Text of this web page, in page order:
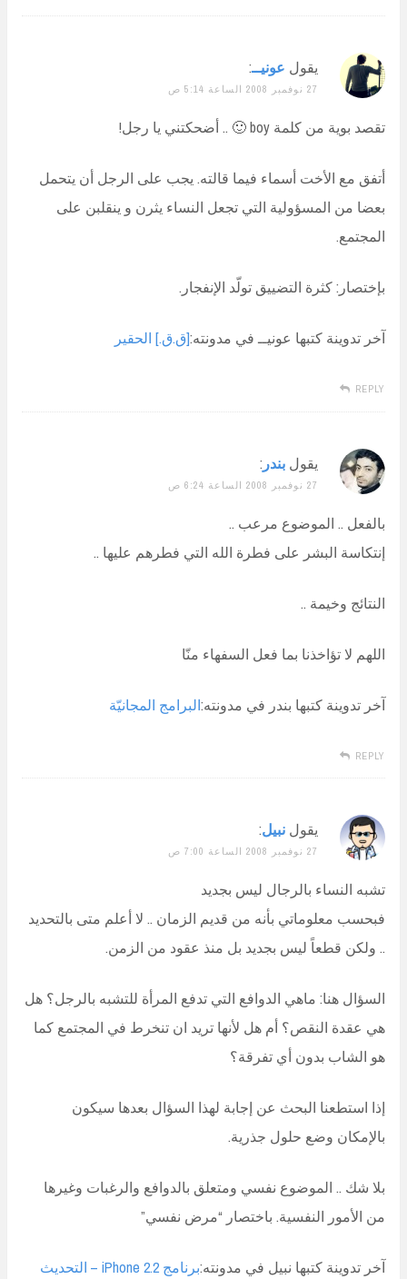
يقول عونيــ:
27 نوفمبر 2008 الساعة 5:14 ص
تقصد بوية من كلمة boy 🙂 .. أضحكتني يا رجل!
أتفق مع الأخت أسماء فيما قالته. يجب على الرجل أن يتحمل
بعضا من المسؤولية التي تجعل النساء يثرن و ينقلبن على
المجتمع.
بإختصار: كثرة التضييق تولّد الإنفجار.
آخر تدوينة كتبها عونيــ في مدونته:[ق.ق.] الحقير
REPLY
يقول بندر :
27 نوفمبر 2008 الساعة 6:24 ص
بالفعل .. الموضوع مرعب ..
إنتكاسة البشر على فطرة الله التي فطرهم عليها ..
النتائج وخيمة ..
اللهم لا تؤاخذنا بما فعل السفهاء منّا
آخر تدوينة كتبها بندر في مدونته:البرامج المجانيّة
REPLY
يقول نبيل:
27 نوفمبر 2008 الساعة 7:00 ص
تشبه النساء بالرجال ليس بجديد
فبحسب معلوماتي بأنه من قديم الزمان .. لا أعلم متى بالتحديد
.. ولكن قطعاً ليس بجديد بل منذ عقود من الزمن.
السؤال هنا: ماهي الدوافع التي تدفع المرأة للتشبه بالرجل؟ هل
هي عقدة النقص؟ أم هل لأنها تريد ان تنخرط في المجتمع كما
هو الشاب بدون أي تفرقة؟
إذا استطعنا البحث عن إجابة لهذا السؤال بعدها سيكون
بالإمكان وضع حلول جذرية.
بلا شك .. الموضوع نفسي ومتعلق بالدوافع والرغبات وغيرها
من الأمور النفسية. باختصار “مرض نفسي”
آخر تدوينة كتبها نبيل في مدونته:
برنامج iPhone 2.2 – التحديث